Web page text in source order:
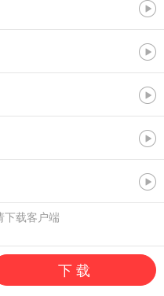
下载客户端
下 载